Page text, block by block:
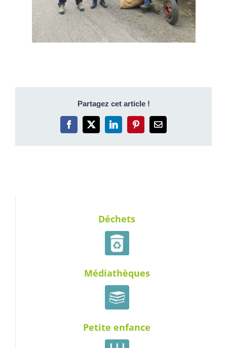
Partagez cet article !
Facebook
X LinkedInPinterestEmail
Déchets
Médiathèques
Petite enfance